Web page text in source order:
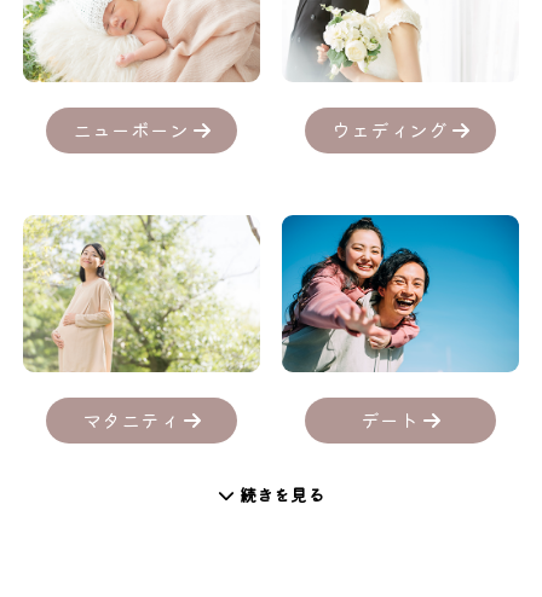
ニューボーン ウェディング
マタニティ デート
続きを見る